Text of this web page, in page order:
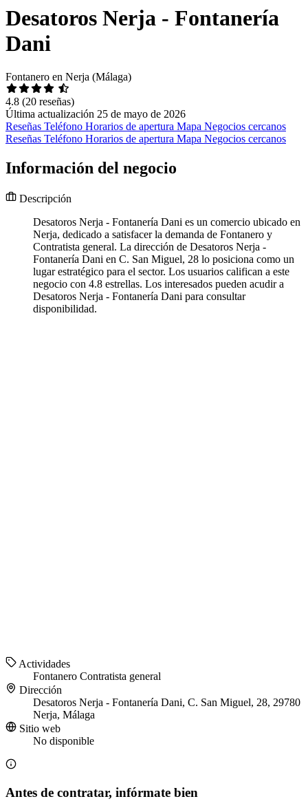
Desatoros Nerja - Fontanería
Dani
Fontanero en Nerja (Málaga)
4.8 (20 reseñas)
Última actualización 25 de mayo de 2026
Reseñas Teléfono Horarios de apertura Mapa Negocios cercanos
Reseñas Teléfono Horarios de apertura Mapa Negocios cercanos
Información del negocio
Descripción
Desatoros Nerja - Fontanería Dani es un comercio ubicado en
Nerja, dedicado a satisfacer la demanda de Fontanero y
Contratista general. La dirección de Desatoros Nerja -
Fontanería Dani en C. San Miguel, 28 lo posiciona como un
lugar estratégico para el sector. Los usuarios califican a este
negocio con 4.8 estrellas. Los interesados pueden acudir a
Desatoros Nerja - Fontanería Dani para consultar
disponibilidad.
Actividades
Fontanero Contratista general
Dirección
Desatoros Nerja - Fontanería Dani, C. San Miguel, 28, 29780
Nerja, Málaga
Sitio web
No disponible
Antes de contratar, infórmate bien